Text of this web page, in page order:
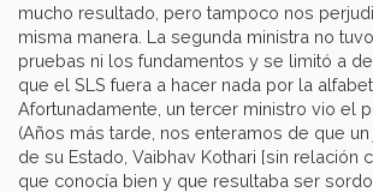
mucho resultado, pero tampoco nos
misma manera. La segunda ministra no
pruebas ni los fundamentos y se limitó a
que el SLS fuera a hacer nada por la
Afortunadamente, un tercer ministro vio el
(Años más tarde, nos enteramos de que
de su Estado, Vaibhav Kothari [sin relación
que conocía bien y que resultaba ser